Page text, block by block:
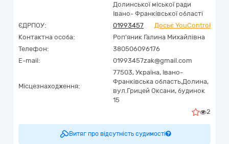
Долинської міської ради
Івано- Франківської області
ЄДРПОУ:
01993457
Досьє YouControl
Контактна особа:
Роп'яник Галина Михайлівна
Телефон:
380506096176
E-mail:
01993457zak@gmail.com
Місцезнаходження:
77503, Україна, Івано-
Франківська область,Долина,
вул.Грицей Оксани, будинок
15
2
Витяг про відсутність судимості